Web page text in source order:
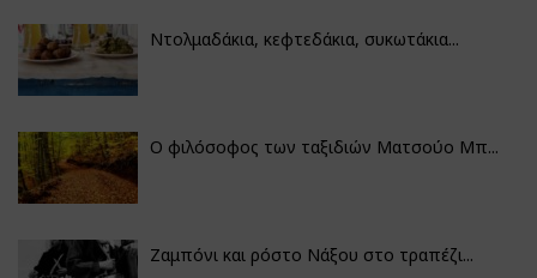
Ντολμαδάκια, κεφτεδάκια, συκωτάκια...
Ο φιλόσοφος των ταξιδιών Ματσούο Μπ...
Ζαμπόνι και ρόστο Νάξου στο τραπέζι...